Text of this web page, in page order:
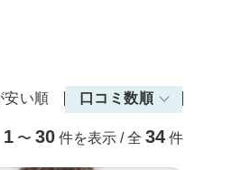
安い順 口コミ数順
1 〜 30 件を表示 / 全 34 件